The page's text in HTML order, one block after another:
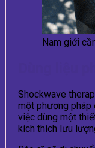
Nam giới
Shockwave
một phương pháp
việc dùng một
kích thích lưu